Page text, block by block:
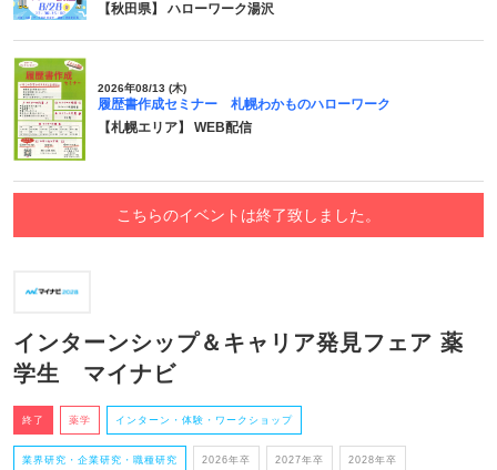
【秋田県】 ハローワーク湯沢
2026年08/13 (木)
履歴書作成セミナー 札幌わかものハローワーク
【札幌エリア】 WEB配信
こちらのイベントは終了致しました。
インターンシップ＆キャリア発見フェア 薬
学生 マイナビ
終了 薬学 インターン・体験・ワークショップ
業界研究・企業研究・職種研究 2026年卒 2027年卒 2028年卒